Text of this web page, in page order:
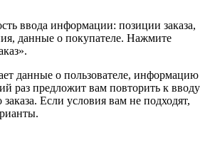
ввода информации: позиции заказа,
данные о покупателе. Нажмите
данные о пользователе, информацию
раз предложит вам повторить к вводу
Если условия вам не подходят,